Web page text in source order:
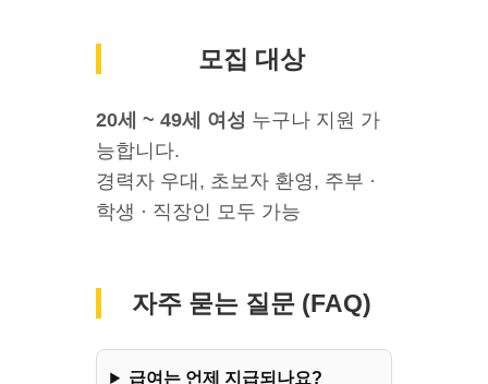
모집 대상
20세 ~ 49세 여성 누구나 지원 가
능합니다.
경력자 우대, 초보자 환영, 주부 ·
학생 · 직장인 모두 가능
자주 묻는 질문 (FAQ)
급여는 언제 지급되나요?